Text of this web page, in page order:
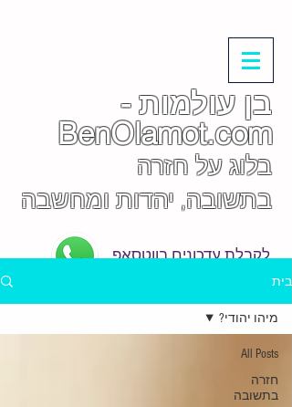
בן עולמות -
BenOlamot.com
בלוג על חזרה
בתשובה, יהדות ומחשבה
לקבלת עדכונים בווטסאפ
בית
All Posts
חזרה
בתשובה
מיהו יהודי?